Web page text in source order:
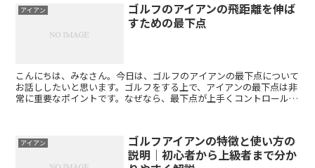
アイアン
ゴルフのアイアンの飛距離を伸ば
すための最下点
こんにちは、みなさん。今日は、ゴルフのアイアンの最下点について
お話ししたいと思います。ゴルフをする上で、アイアンの最下点は非
常に重要なポイントです。なぜなら、最下点が上手くコントロールで
アイアン
ゴルフアイアンの特徴と使い方の
説明｜初心者から上級者まで分か